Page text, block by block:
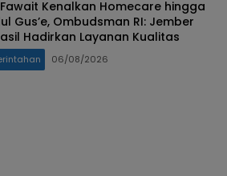
Kenalkan Homecare hingga
Gus’e, Ombudsman RI: Jember
Hadirkan Layanan Kualitas
06/08/2026